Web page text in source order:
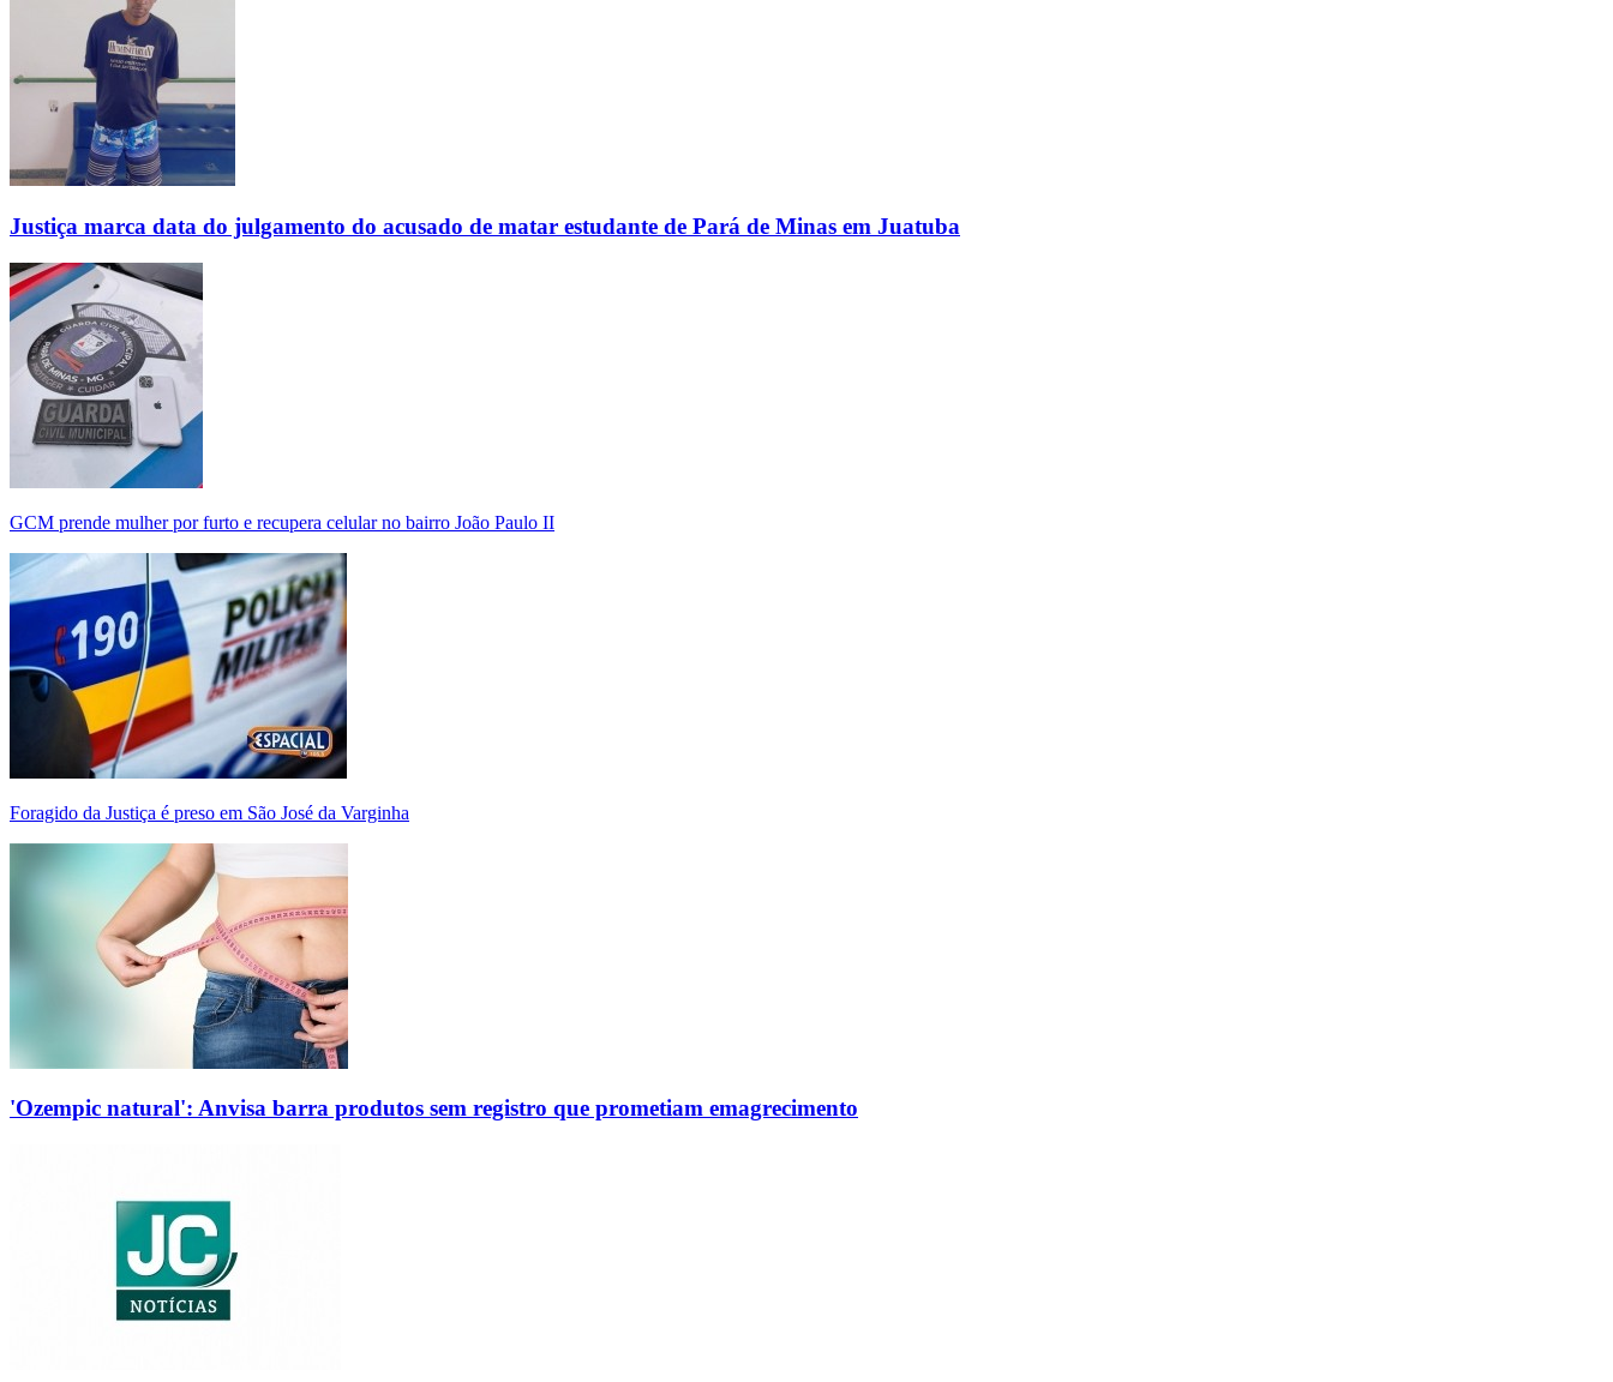
Justiça marca data do julgamento do acusado de matar estudante de Pará de Minas em Juatuba
GCM prende mulher por furto e recupera celular no bairro João Paulo II
Foragido da Justiça é preso em São José da Varginha
'Ozempic natural': Anvisa barra produtos sem registro que prometiam emagrecimento